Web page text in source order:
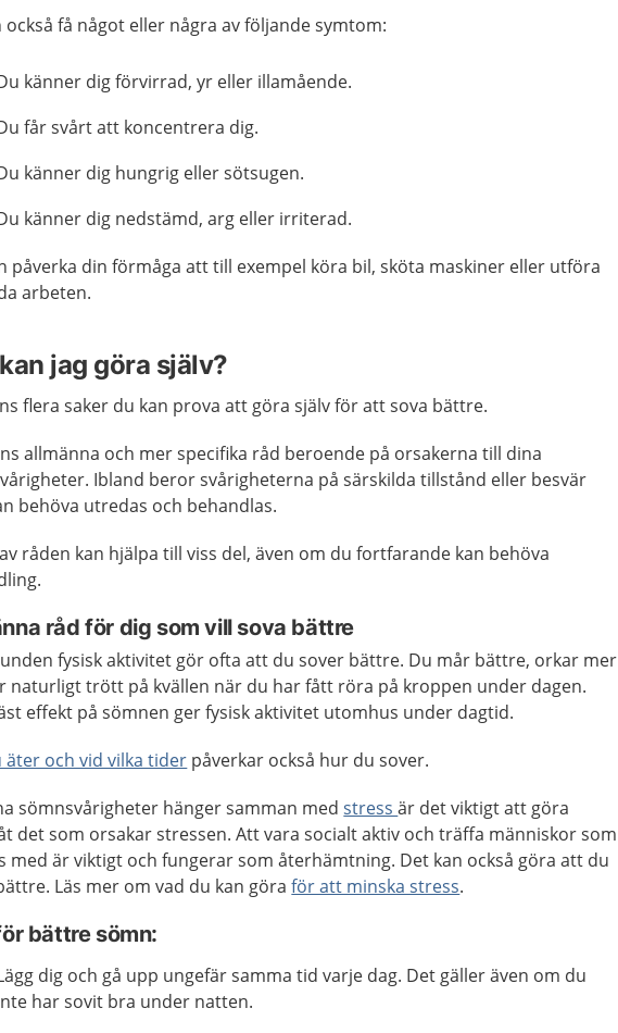
också få något eller några av följande symtom:
känner dig förvirrad, yr eller illamående.
får svårt att koncentrera dig.
känner dig hungrig eller sötsugen.
känner dig nedstämd, arg eller irriterad.
påverka din förmåga att till exempel köra bil, sköta maskiner eller utföra
arbeten.
jag göra själv?
flera saker du kan prova att göra själv för att sova bättre.
allmänna och mer specifika råd beroende på orsakerna till dina
Ibland beror svårigheterna på särskilda tillstånd eller besvär
behöva utredas och behandlas.
råden kan hjälpa till viss del, även om du fortfarande kan behöva
råd för dig som vill sova bättre
fysisk aktivitet gör ofta att du sover bättre. Du mår bättre, orkar mer
naturligt trött på kvällen när du har fått röra på kroppen under dagen.
effekt på sömnen ger fysisk aktivitet utomhus under dagtid.
äter och vid vilka tider påverkar också hur du sover.
sömnsvårigheter hänger samman medstressär det viktigt att göra
det som orsakar stressen. Att vara socialt aktiv och träffa människor som
med är viktigt och fungerar som återhämtning. Det kan också göra att du
Läs mer om vad du kan göraför att minska stress.
bättre sömn:
dig och gå upp ungefär samma tid varje dag. Det gäller även om du
har sovit bra under natten.